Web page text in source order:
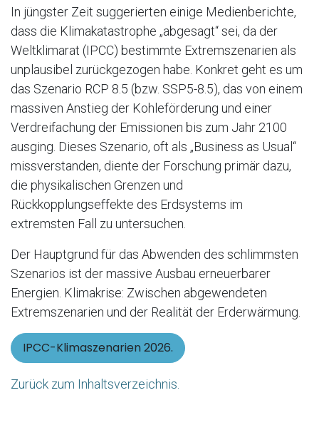
In jüngster Zeit suggerierten einige Medienberichte,
dass die Klimakatastrophe „abgesagt“ sei, da der
Weltklimarat (IPCC) bestimmte Extremszenarien als
unplausibel zurückgezogen habe. Konkret geht es um
das Szenario RCP 8.5 (bzw. SSP5-8.5), das von einem
massiven Anstieg der Kohleförderung und einer
Verdreifachung der Emissionen bis zum Jahr 2100
ausging. Dieses Szenario, oft als „Business as Usual“
missverstanden, diente der Forschung primär dazu,
die physikalischen Grenzen und
Rückkopplungseffekte des Erdsystems im
extremsten Fall zu untersuchen.
Der Hauptgrund für das Abwenden des schlimmsten
Szenarios ist der massive Ausbau erneuerbarer
Energien. Klimakrise: Zwischen abgewendeten
Extremszenarien und der Realität der Erderwärmung.
IPCC-Klimaszenarien 2026.
Zurück zum Inhaltsverzeichnis.